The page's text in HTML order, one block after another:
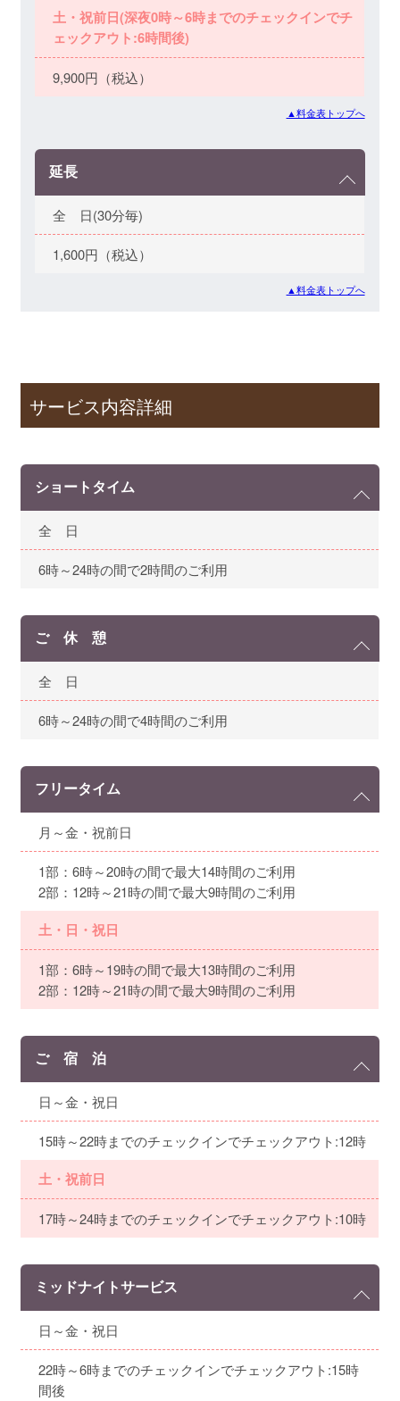
土・祝前日(深夜0時～6時までのチェックインでチ
ェックアウト:6時間後)
9,900円（税込）
▲料金表トップへ
延長
全 日(30分毎)
1,600円（税込）
▲料金表トップへ
サービス内容詳細
ショートタイム
全 日
6時～24時の間で2時間のご利用
ご 休 憩
全 日
6時～24時の間で4時間のご利用
フリータイム
月～金・祝前日
1部：6時～20時の間で最大14時間のご利用
2部：12時～21時の間で最大9時間のご利用
土・日・祝日
1部：6時～19時の間で最大13時間のご利用
2部：12時～21時の間で最大9時間のご利用
ご 宿 泊
日～金・祝日
15時～22時までのチェックインでチェックアウト:12時
土・祝前日
17時～24時までのチェックインでチェックアウト:10時
ミッドナイトサービス
日～金・祝日
22時～6時までのチェックインでチェックアウト:15時
間後